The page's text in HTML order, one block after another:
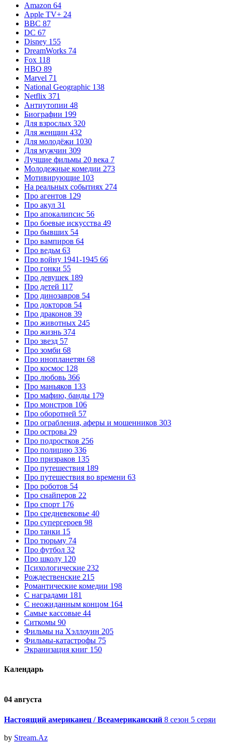
Amazon 64
Apple TV+ 24
BBC 87
DC 67
Disney 155
DreamWorks 74
Fox 118
HBO 89
Marvel 71
National Geographic 138
Netflix 371
Антиутопии 48
Биографии 199
Для взрослых 320
Для женщин 432
Для молодёжи 1030
Для мужчин 309
Лучшие фильмы 20 века 7
Молодежные комедии 273
Мотивирующие 103
На реальных событиях 274
Про агентов 129
Про акул 31
Про апокалипсис 56
Про боевые искусства 49
Про бывших 54
Про вампиров 64
Про ведьм 63
Про войну 1941-1945 66
Про гонки 55
Про девушек 189
Про детей 117
Про динозавров 54
Про докторов 54
Про драконов 39
Про животных 245
Про жизнь 374
Про звезд 57
Про зомби 68
Про инопланетян 68
Про космос 128
Про любовь 366
Про маньяков 133
Про мафию, банды 179
Про монстров 106
Про оборотней 57
Про ограбления, аферы и мошенников 303
Про острова 29
Про подростков 256
Про полицию 336
Про призраков 135
Про путешествия 189
Про путешествия во времени 63
Про роботов 54
Про снайперов 22
Про спорт 176
Про средневековье 40
Про супергероев 98
Про танки 15
Про тюрьму 74
Про футбол 32
Про школу 120
Психологические 232
Рождественские 215
Романтические комедии 198
С наградами 181
С неожиданным концом 164
Самые кассовые 44
Ситкомы 90
Фильмы на Хэллоуин 205
Фильмы-катастрофы 75
Экранизация книг 150
Календарь
04 августа
Настоящий американец / Всеамериканский 8 сезон 5 серяи
by Stream.Az